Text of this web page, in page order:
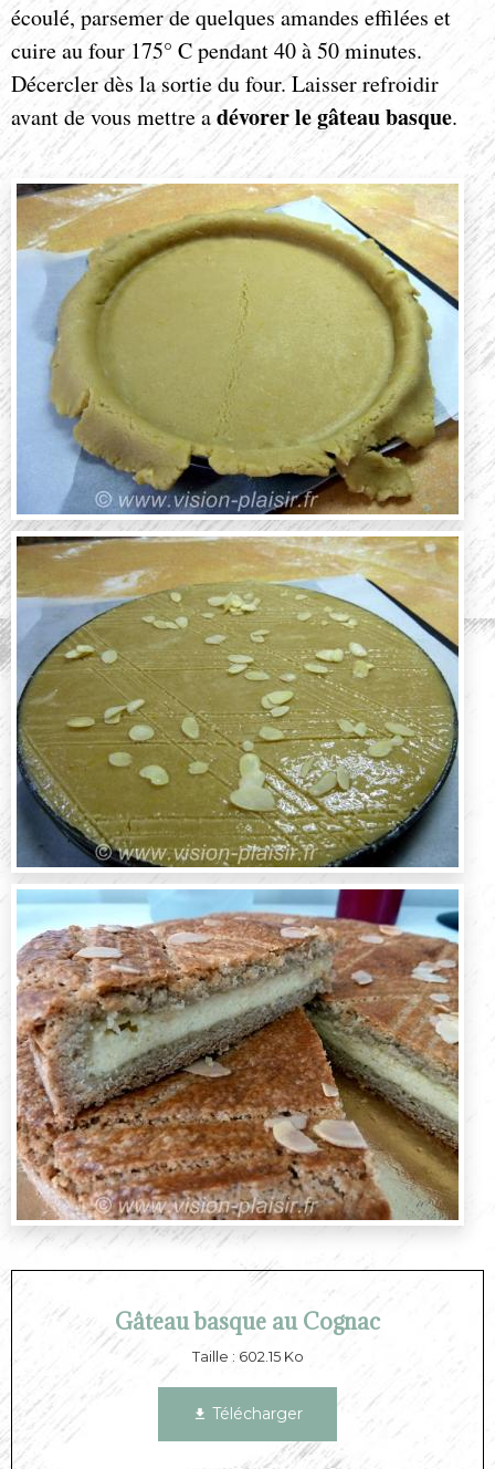
écoulé, parsemer de quelques amandes effilées et
cuire au four 175° C pendant 40 à 50 minutes.
Décercler dès la sortie du four. Laisser refroidir
avant de vous mettre adévorer le gâteau basque.
Gâteau basque au Cognac
Taille : 602.15 Ko
Télécharger